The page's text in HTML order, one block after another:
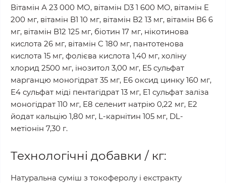
Вітамін А 23 000 МО, вітамін D3 1 600 МО, вітамін Е
200 мг, вітамін В1 10 мг, вітамін В2 13 мг, вітамін В6 6
мг, вітамін В12 125 мг, біотин 17 мг, нікотинова
кислота 26 мг, вітамін С 180 мг, пантотенова
кислота 15 мг, фолієва кислота 1,40 мг, холіну
хлорид 2500 мг, інозитол 3,00 мг, Е5 сульфат
марганцю моногідрат 35 мг, Е6 оксид цинку 160 мг,
Е4 сульфат міді пентагідрат 13 мг, Е1 сульфат заліза
моногідрат 110 мг, Е8 селенит натрію 0,22 мг, Е2
йодат кальцію 1,80 мг, L-карнітин 105 мг, DL-
метіонін 7,30 г.
Технологічні добавки / кг:
Натуральна суміш з токоферолу і екстракту